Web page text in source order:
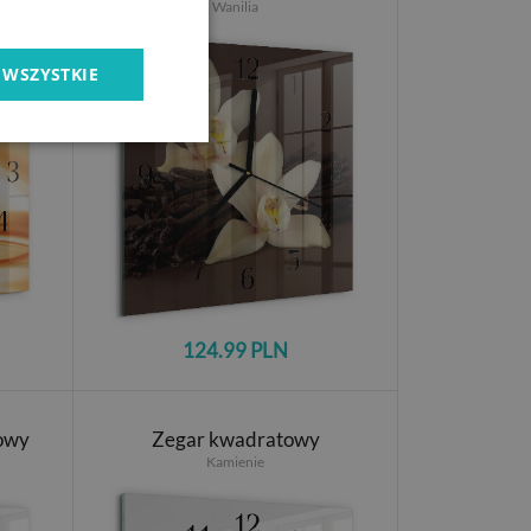
Wanilia
124.99 PLN
Zegar kwadratowy
Kamienie